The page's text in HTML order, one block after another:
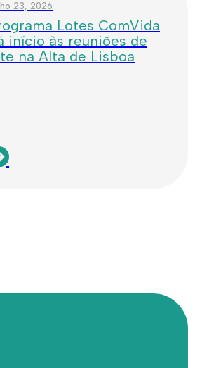
23, 2026
Lotes ComVida
início às reuniões de
na Alta de Lisboa